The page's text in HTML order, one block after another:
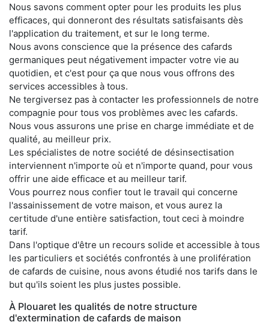
Nous savons comment opter pour les produits les plus
efficaces, qui donneront des résultats satisfaisants dès
l'application du traitement, et sur le long terme.
Nous avons conscience que la présence des cafards
germaniques peut négativement impacter votre vie au
quotidien, et c'est pour ça que nous vous offrons des
services accessibles à tous.
Ne tergiversez pas à contacter les professionnels de notre
compagnie pour tous vos problèmes avec les cafards.
Nous vous assurons une prise en charge immédiate et de
qualité, au meilleur prix.
Les spécialistes de notre société de désinsectisation
interviennent n'importe où et n'importe quand, pour vous
offrir une aide efficace et au meilleur tarif.
Vous pourrez nous confier tout le travail qui concerne
l'assainissement de votre maison, et vous aurez la
certitude d'une entière satisfaction, tout ceci à moindre
tarif.
Dans l'optique d'être un recours solide et accessible à tous
les particuliers et sociétés confrontés à une prolifération
de cafards de cuisine, nous avons étudié nos tarifs dans le
but qu'ils soient les plus justes possible.
À Plouaret les qualités de notre structure
d'extermination de cafards de maison